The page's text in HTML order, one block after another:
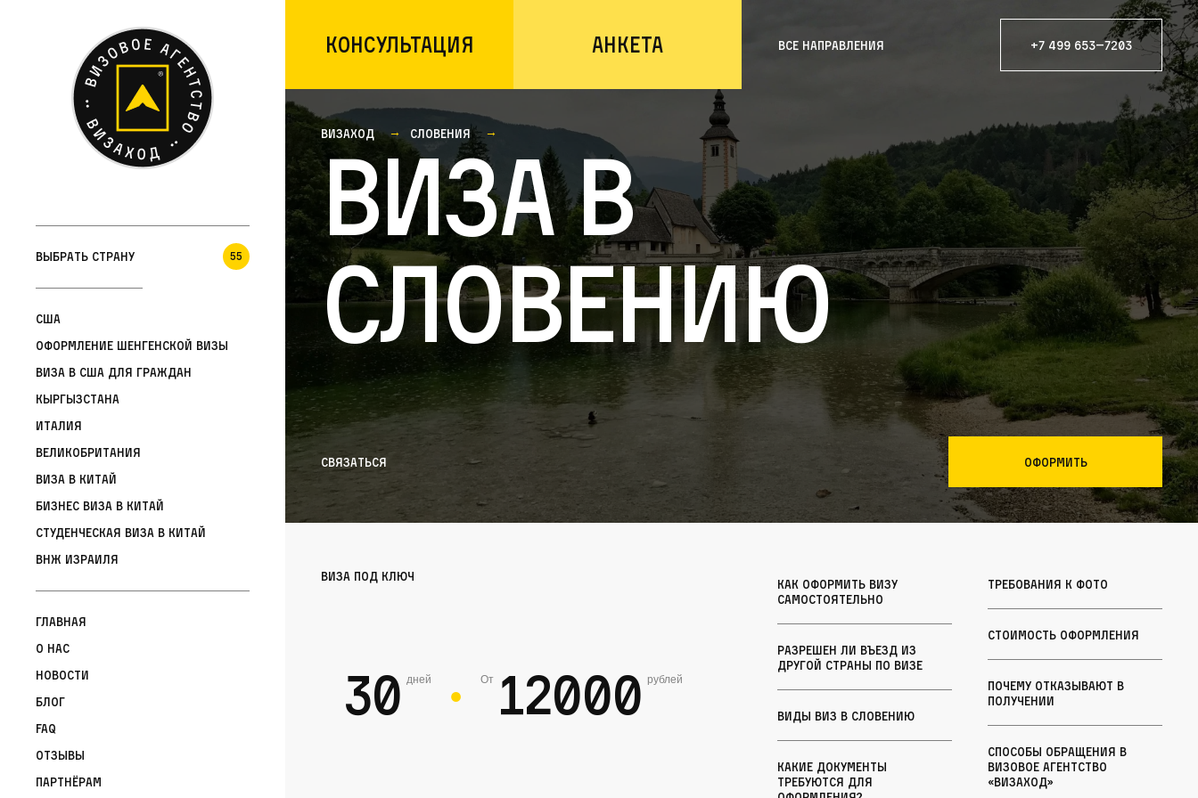
Консультация Анкета Все направления +7 499 653—7203
Выбрать страну 55
США
Оформление шенгенской визы
Виза в США для граждан
Кыргызстана
Италия
Великобритания
Виза в Китай
Бизнес виза в Китай
Студенческая виза в Китай
ВНЖ Израиля
Главная
О нас
Новости
Блог
FAQ
Отзывы
Партнёрам
Визаход Словения
Виза в
Словению
связаться Оформить
Виза под ключ
30 дней
●
От 12000 рублей
Как оформить визу
самостоятельно
Разрешен ли въезд из
другой страны по визе
Виды виз в Словению
Какие документы
требуются для
Требования к фото
Стоимость оформления
Почему отказывают в
получении
Способы обращения в
визовое агентство
«Визаход»